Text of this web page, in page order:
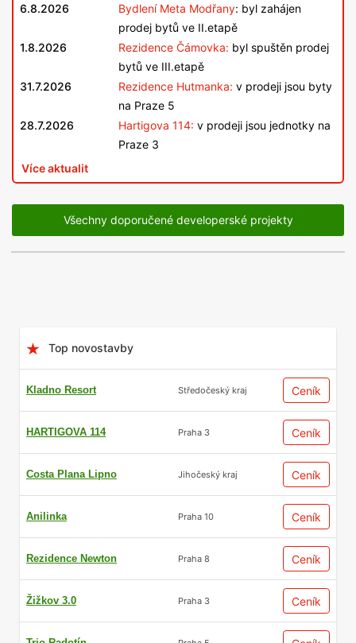
6.8.2026 Bydlení Meta Modřany: byl zahájen
prodej bytů ve II.etapě
1.8.2026
Rezidence Čámovka: byl spuštěn prodej
bytů ve III.etapě
31.7.2026
Rezidence Hutmanka: v prodeji jsou byty
na Praze 5
28.7.2026
Hartigova 114: v prodeji jsou jednotky na
Praze 3
Více aktualit
Všechny doporučené developerské projekty
Top novostavby
Kladno Resort Středočeský kraj Ceník
HARTIGOVA 114 Praha 3 Ceník
Costa Plana Lipno Jihočeský kraj Ceník
Anilinka Praha 10 Ceník
Rezidence Newton Praha 8 Ceník
Žižkov 3.0 Praha 3 Ceník